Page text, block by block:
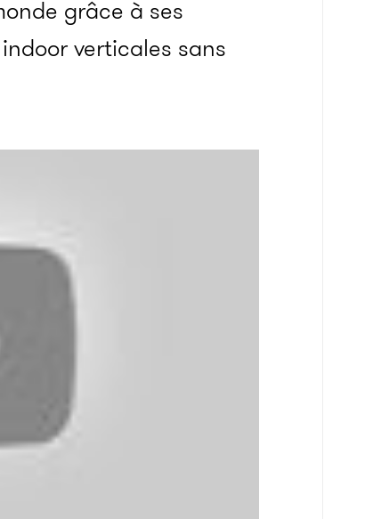
grâce à ses
verticales sans